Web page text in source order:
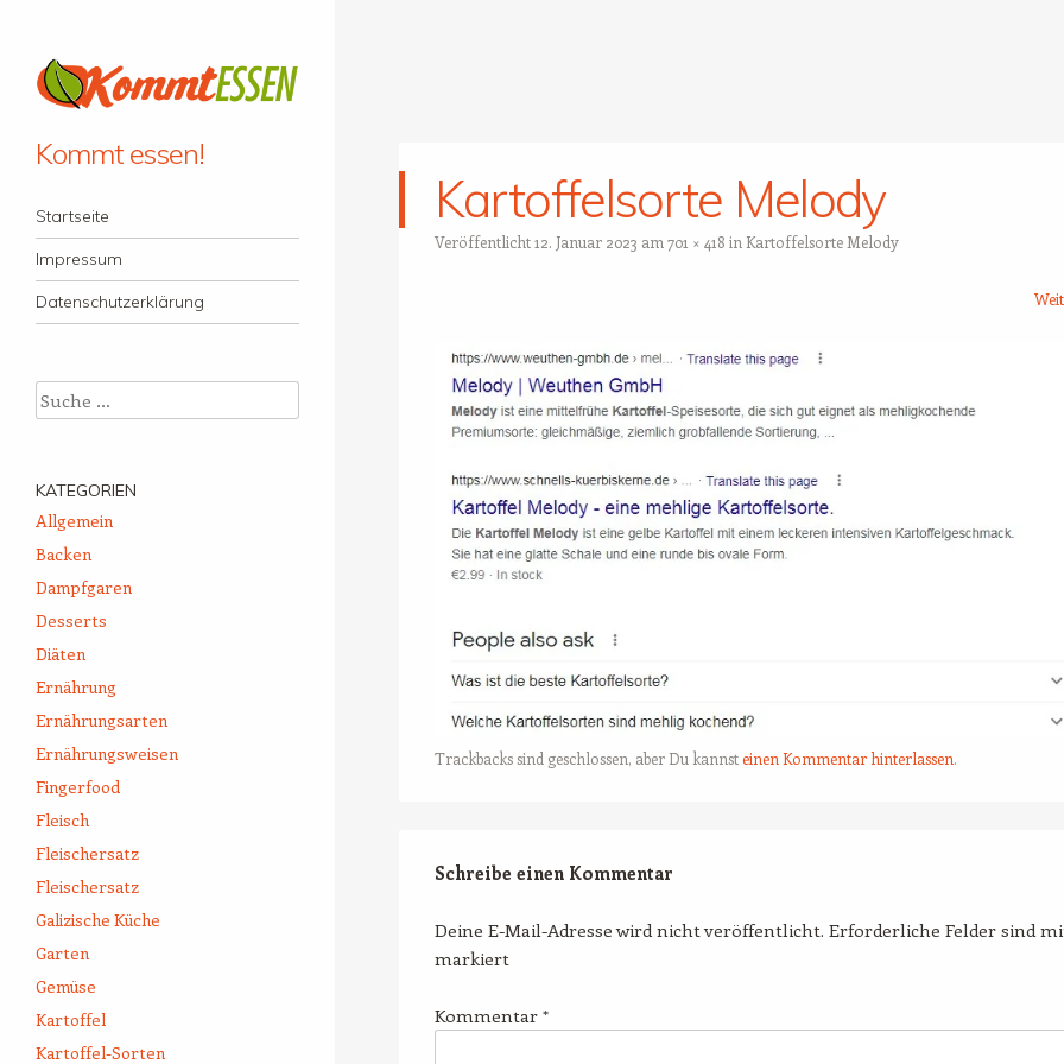
Kommt essen!
Menü
Zum Inhalt springen
Startseite
Impressum
Datenschutzerklärung
Kartoffelsorte Melody
Veröffentlicht12. Januar 2023 am 701 × 418 in Kartoffelsorte Melody
Trackbacks sind geschlossen, aber Du kannsteinen Kommentar hinterlassen.
Schreibe einen Kommentar
Deine E-Mail-Adresse wird nicht veröffentlicht. Erforderliche Felder sind
markiert
Kommentar *
Suche
KATEGORIEN
Allgemein
Backen
Dampfgaren
Desserts
Diäten
Ernährung
Ernährungsarten
Ernährungsweisen
Fingerfood
Fleisch
Fleischersatz
Fleischersatz
Galizische Küche
Garten
Gemüse
Kartoffel
Kartoffel-Sorten